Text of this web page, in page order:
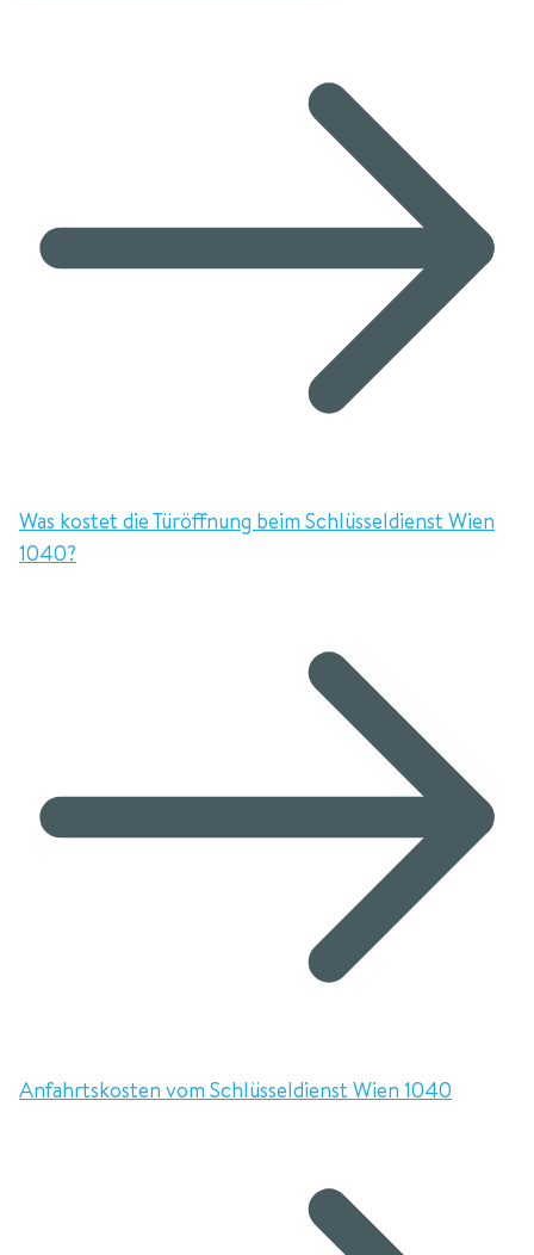
Was kostet die Türöffnung beim Schlüsseldienst Wien
1040?
Anfahrtskosten vom Schlüsseldienst Wien 1040